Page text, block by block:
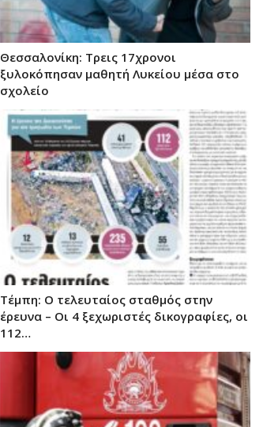
Θεσσαλονίκη: Τρεις 17χρονοι
ξυλοκόπησαν μαθητή Λυκείου μέσα στο
σχολείο
Τέμπη: Ο τελευταίος σταθμός στην
έρευνα – Οι 4 ξεχωριστές δικογραφίες, οι
112…